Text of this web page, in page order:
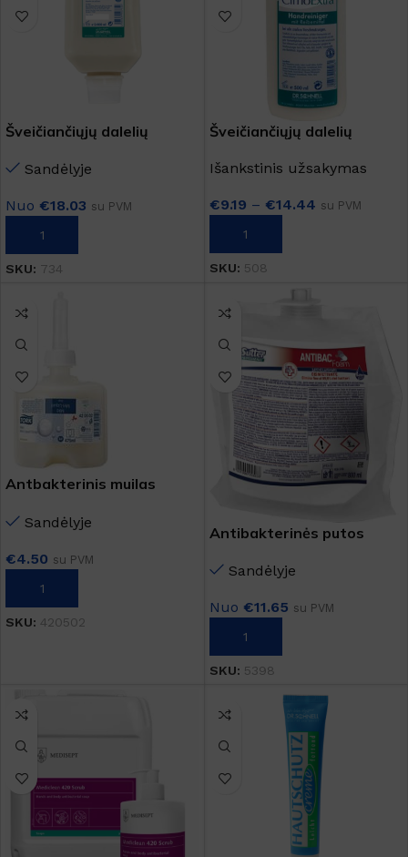
Šveičiančiųjų dalelių
"CimoExtra" 2000 ml
Sandėlyje
Nuo €18.03 su PVM
Į KREPŠELĮ
SKU: 734
Šveičiančiųjų dalelių
"CimoExtra" 500 ml
Išankstinis užsakymas
€9.19 – €14.44 su PVM
PASIRINKTI SAVYBES
SKU: 508
Antbakterinis muilas
Sandėlyje
€4.50 su PVM
Į KREPŠELĮ
SKU: 420502
Antibakterinės putos
Sandėlyje
Nuo €11.65 su PVM
Į KREPŠELĮ
SKU: 5398